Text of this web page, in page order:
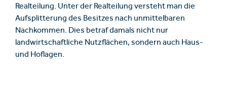
Realteilung. Unter der Realteilung versteht man die
Aufsplitterung des Besitzes nach unmittelbaren
Nachkommen. Dies betraf damals nicht nur
landwirtschaftliche Nutzflächen, sondern auch Haus-
und Hoflagen.